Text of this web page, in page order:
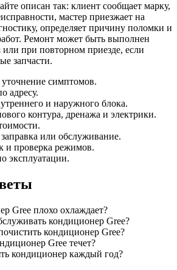
описан так: клиент сообщает марку,
мастер приезжает на
определяет причину поломки и
Ремонт может быть выполнен
или при повторном приезде, если
запчасти.
симптомов.
адресу.
и наружного блока.
контура, дренажа и электрики.
или обслуживание.
и проверка режимов.
эксплуатации.
Gree плохо охлаждает?
кондиционер Gree?
кондиционер Gree?
Gree течет?
кондиционер каждый год?